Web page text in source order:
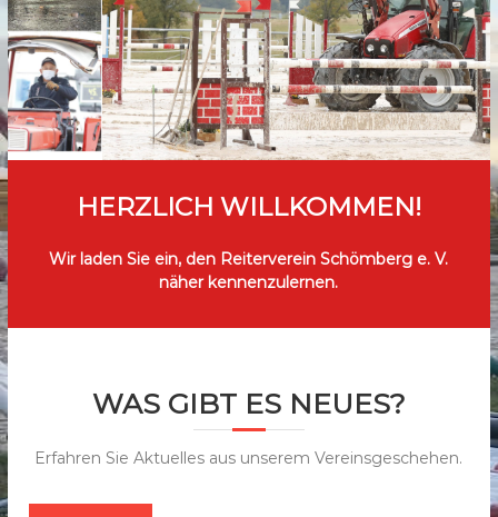
b
e
r
g
e
.
HERZLICH WILLKOMMEN!
Wir laden Sie ein, den Reiterverein Schömberg e. V.
näher kennenzulernen.
WAS GIBT ES NEUES?
Erfahren Sie Aktuelles aus unserem Vereinsgeschehen.